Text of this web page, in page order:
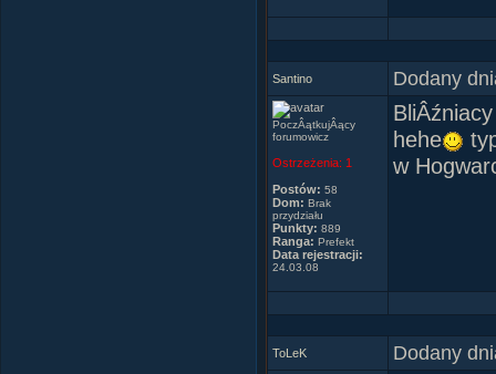
"-
-Nie
-
Harry
-BÂądÂź
I
Santino Dodany
PoczÂątkujÂący
forumowicz
Ostrzeżenia: 1
Postów: 58
Dom: Brak
przydziału
Punkty: 889
Ranga: Prefekt
Data rejestracji:
24.03.08
hehe
w
ToLeK Dodany